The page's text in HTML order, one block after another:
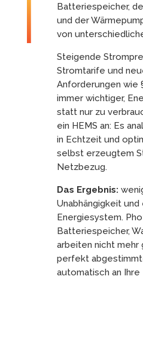
Batteriespeicher,
und der
von
Steigende
Stromtarife und
Anforderungen wie
immer wichtiger,
statt nur zu
ein HEMS an: Es
in Echtzeit und
selbst erzeugtem
Netzbezug.
Das Ergebnis:
Unabhängigkeit
Energiesystem.
Batteriespeicher,
arbeiten nicht mehr
perfekt
automatisch an